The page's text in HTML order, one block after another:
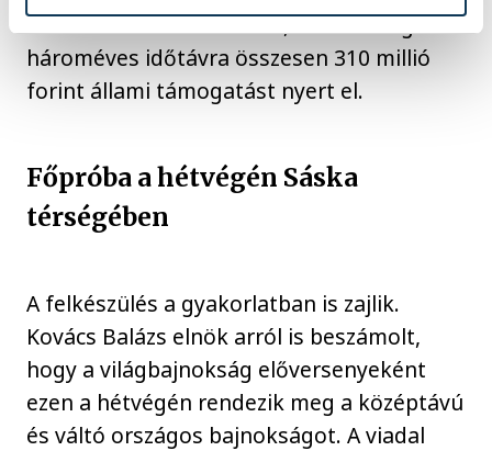
finanszírozása biztosított, a szövetség
hároméves időtávra összesen 310 millió
forint állami támogatást nyert el.
Főpróba a hétvégén Sáska
térségében
A felkészülés a gyakorlatban is zajlik.
Kovács Balázs elnök arról is beszámolt,
hogy a világbajnokság előversenyeként
ezen a hétvégén rendezik meg a középtávú
és váltó országos bajnokságot. A viadal